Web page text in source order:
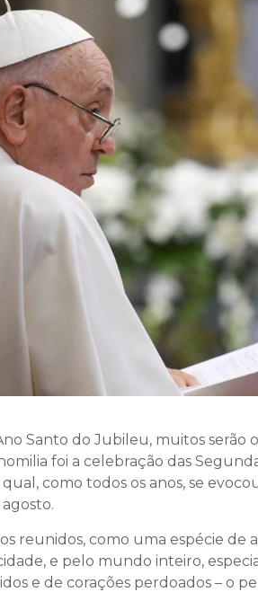
Santo do Jubileu, muitos serão
foi a celebração das
como todos os anos, se
reunidos, como uma espécie
e pelo mundo inteiro,
e de corações perdoados – o